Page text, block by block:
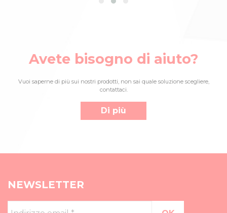
Avete bisogno di aiuto?
Vuoi saperne di più sui nostri prodotti, non sai quale soluzione scegliere,
contattaci.
Di più
NEWSLETTER